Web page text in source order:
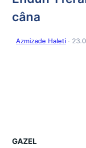
câna
Azmizade Haleti ·
GAZEL